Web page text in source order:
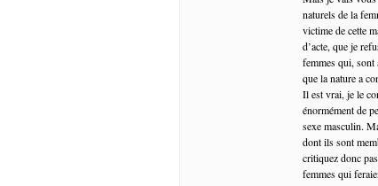
naturels de la
victime de cette
d’acte, que je
femmes qui, sont
que la nature a
Il est vrai, je le
énormément de
sexe masculin.
dont ils sont
critiquez donc
femmes qui